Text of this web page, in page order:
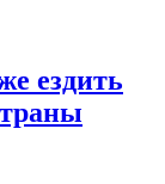
ездить